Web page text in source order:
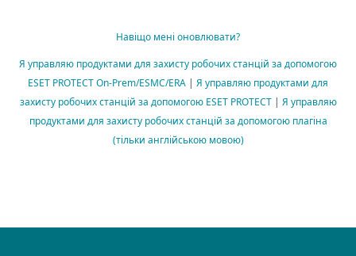
Навіщо мені оновлювати?
Я управляю продуктами для захисту робочих станцій за допомогою
ESET PROTECT On-Prem/ESMC/ERA | Я управляю продуктами для
захисту робочих станцій за допомогою ESET PROTECT| Я управляю
продуктами для захисту робочих станцій за допомогою плагіна
(тільки англійською мовою)